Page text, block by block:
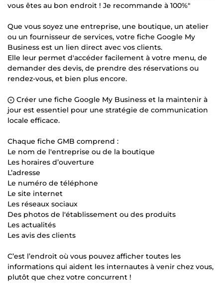
vous êtes au bon endroit ! Je recommande à 100%"
Que vous soyez une entreprise, une boutique, un atelier
ou un fournisseur de services, votre fiche Google My
Business est un lien direct avec vos clients.
Elle leur permet d'accéder facilement à votre menu, de
demander des devis, de prendre des réservations ou
rendez-vous, et bien plus encore.
⨀ Créer une fiche Google My Business et la maintenir à
jour est essentiel pour une stratégie de communication
locale efficace.
Chaque fiche GMB comprend :
Le nom de l'entreprise ou de la boutique
Les horaires d’ouverture
L’adresse
Le numéro de téléphone
Le site internet
Les réseaux sociaux
Des photos de l'établissement ou des produits
Les actualités
Les avis des clients
C’est l’endroit où vous pouvez afficher toutes les
informations qui aident les internautes à venir chez vous,
plutôt que chez votre concurrent !